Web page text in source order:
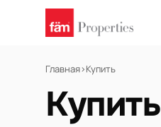
Главная›Купить